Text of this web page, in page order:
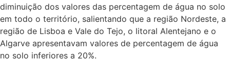
diminuição dos valores das percentagem de água no solo
em todo o território, salientando que a região Nordeste, a
região de Lisboa e Vale do Tejo, o litoral Alentejano e o
Algarve apresentavam valores de percentagem de água
no solo inferiores a 20%.